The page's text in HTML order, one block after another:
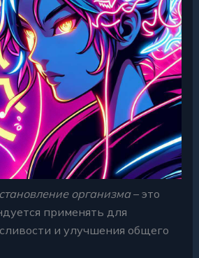
организма– это
применять для
и улучшения общего